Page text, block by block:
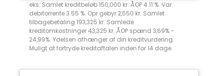
eks: Samlet kreditbeløb 150,000 kr. ÅOP 4.11 %. Var.
debitorrente 3.55 %. Opr.gebyr 2,550 kr. Samlet
tilbagebetaling 193,325 kr. Samlede
kreditomkostninger 43,325 kr. ÅOP spænd 3,69% -
24,99%. Ydelsen afhænger af din kreditvurdering.
Muligt at fortryde kreditaftalen inden for 14 dage.